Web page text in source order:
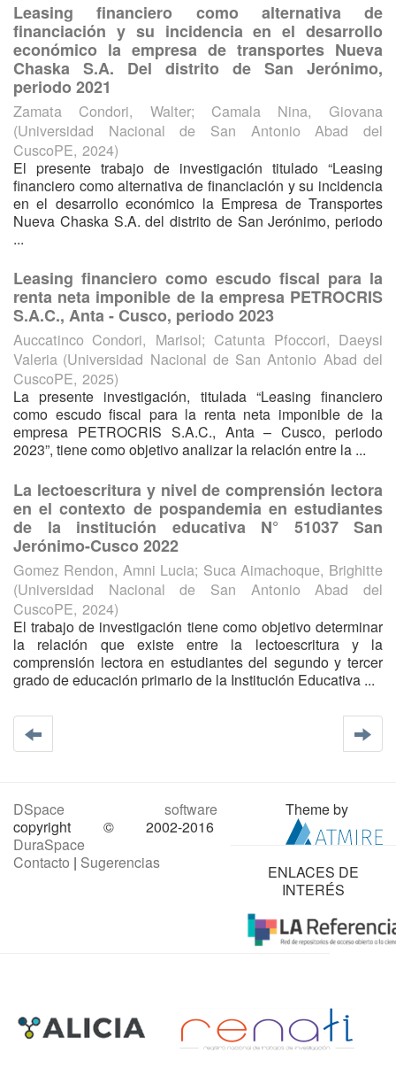
Leasing financiero como alternativa de
financiación y su incidencia en el desarrollo
económico la empresa de transportes Nueva
Chaska S.A. Del distrito de San Jerónimo,
periodo 2021
Zamata Condori, Walter; Camala Nina, Giovana
(Universidad Nacional de San Antonio Abad del
CuscoPE, 2024)
El presente trabajo de investigación titulado “Leasing
financiero como alternativa de financiación y su incidencia
en el desarrollo económico la Empresa de Transportes
Nueva Chaska S.A. del distrito de San Jerónimo, periodo
...
Leasing financiero como escudo fiscal para la
renta neta imponible de la empresa PETROCRIS
S.A.C., Anta - Cusco, periodo 2023
Auccatinco Condori, Marisol; Catunta Pfoccori, Daeysi
Valeria (Universidad Nacional de San Antonio Abad del
CuscoPE, 2025)
La presente investigación, titulada “Leasing financiero
como escudo fiscal para la renta neta imponible de la
empresa PETROCRIS S.A.C., Anta – Cusco, periodo
2023”, tiene como objetivo analizar la relación entre la ...
La lectoescritura y nivel de comprensión lectora
en el contexto de pospandemia en estudiantes
de la institución educativa N° 51037 San
Jerónimo-Cusco 2022
Gomez Rendon, Amni Lucia; Suca Aimachoque, Brighitte
(Universidad Nacional de San Antonio Abad del
CuscoPE, 2024)
El trabajo de investigación tiene como objetivo determinar
la relación que existe entre la lectoescritura y la
comprensión lectora en estudiantes del segundo y tercer
grado de educación primario de la Institución Educativa ...
DSpace software
copyright © 2002-2016
DuraSpace
Contacto | Sugerencias
Theme by
ENLACES DE
INTERÉS